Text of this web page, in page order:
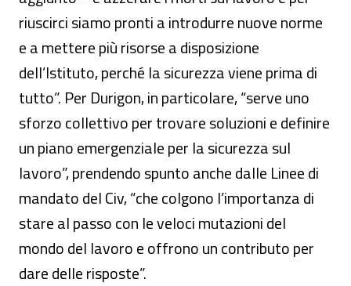
riuscirci siamo pronti a introdurre nuove norme
e a mettere più risorse a disposizione
dell’Istituto, perché la sicurezza viene prima di
tutto”. Per Durigon, in particolare, “serve uno
sforzo collettivo per trovare soluzioni e definire
un piano emergenziale per la sicurezza sul
lavoro”, prendendo spunto anche dalle Linee di
mandato del Civ, “che colgono l’importanza di
stare al passo con le veloci mutazioni del
mondo del lavoro e offrono un contributo per
dare delle risposte”.